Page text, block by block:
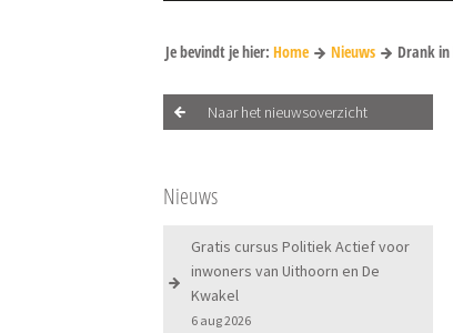
Je bevindt je hier: Home Nieuws Drank
Naar het nieuwsoverzicht
Nieuws
Gratis cursus Politiek Actief voor
inwoners van Uithoorn en De
Kwakel
6 aug 2026